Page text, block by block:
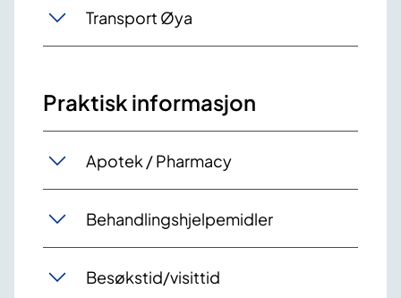
Transport Øya
Praktisk informasjon
Apotek / Pharmacy
Behandlingshjelpemidler
Besøkstid/visittid